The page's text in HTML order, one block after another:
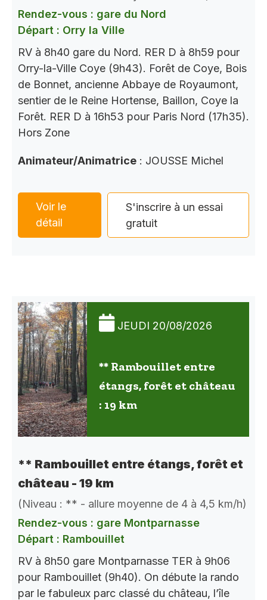
Rendez-vous : gare du Nord
Départ : Orry la Ville
RV à 8h40 gare du Nord. RER D à 8h59 pour
Orry-la-Ville Coye (9h43). Forêt de Coye, Bois
de Bonnet, ancienne Abbaye de Royaumont,
sentier de le Reine Hortense, Baillon, Coye la
Forêt. RER D à 16h53 pour Paris Nord (17h35).
Hors Zone
Animateur/Animatrice : JOUSSE Michel
Voir le
détail
S'inscrire à un essai
gratuit
JEUDI 20/08/2026
** Rambouillet entre
étangs, forêt et château
: 19 km
** Rambouillet entre étangs, forêt et
château - 19 km
(Niveau : ** - allure moyenne de 4 à 4,5 km/h)
Rendez-vous : gare Montparnasse
Départ : Rambouillet
RV à 8h50 gare Montparnasse TER à 9h06
pour Rambouillet (9h40). On débute la rando
par le fabuleux parc classé du château, l’île